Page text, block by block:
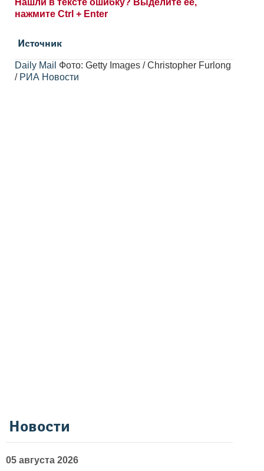
нажмите Ctrl + Enter
Источник
Daily Mail Фото: Getty Images / Christopher Furlong
/ РИА Новости
Новости
05 августа 2026